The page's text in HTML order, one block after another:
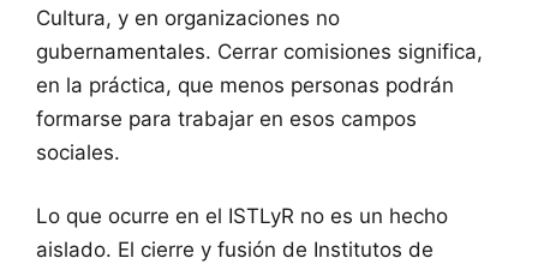
Cultura, y en organizaciones no
gubernamentales. Cerrar comisiones significa,
en la práctica, que menos personas podrán
formarse para trabajar en esos campos
sociales.
Lo que ocurre en el ISTLyR no es un hecho
aislado. El cierre y fusión de Institutos de